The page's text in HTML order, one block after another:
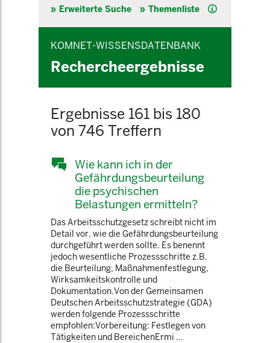
Erweiterte Suche Themenliste Hilfe
KOMNET-WISSENSDATENBANK
Rechercheergebnisse
Ergebnisse 161 bis 180
von 746 Treffern
Wie kann ich in der
Gefährdungsbeurteilung
die psychischen
Belastungen ermitteln?
Das Arbeitsschutzgesetz schreibt nicht im
Detail vor, wie die Gefährdungsbeurteilung
durchgeführt werden sollte. Es benennt
jedoch wesentliche Prozessschritte z.B.
die Beurteilung, Maßnahmenfestlegung,
Wirksamkeitskontrolle und
Dokumentation.Von der Gemeinsamen
Deutschen Arbeitsschutzstrategie (GDA)
werden folgende Prozessschritte
empfohlen:Vorbereitung: Festlegen von
Tätigkeiten und BereichenErmi ...